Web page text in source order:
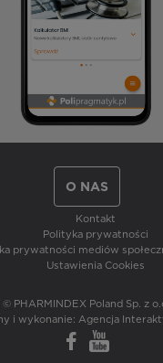
O NAS
Kontakt
Polityka prywatności
prywatności mediów
Ustawienia Cookies
© PHARMINDEX Poland Sp. z
i wykonanie: Agencja